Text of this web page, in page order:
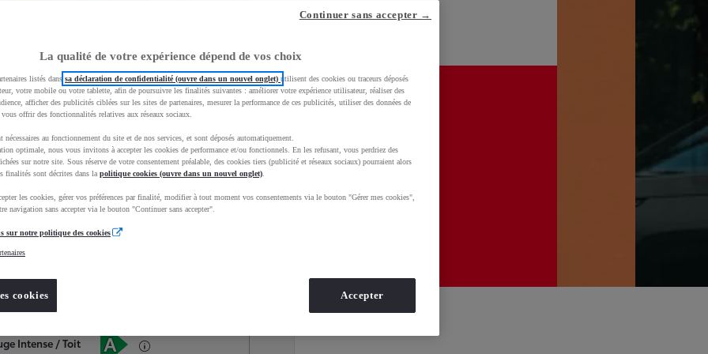
Services Concession
Occasions
Intense / Toit
La qualité de votre expérience dépend de vos choix
listés dans sa déclaration de confidentialité (ouvre dans un nouvel onglet) utilisent des cookies ou traceurs déposés
votre mobile ou votre tablette, afin de poursuivre les finalités suivantes : améliorer votre expérience utilisateur, réaliser des
afficher des publicités ciblées sur les sites de partenaires, mesurer la performance de ces publicités, utiliser des données de
offrir des fonctionnalités relatives aux réseaux sociaux.
nécessaires au fonctionnement du site et de nos services, et sont déposés automatiquement.
optimale, nous vous invitons à accepter les cookies de performance et/ou fonctionnels. En les refusant, vous perdriez des
sur notre site. Sous réserve de votre consentement préalable, des cookies tiers (publicité et réseaux sociaux) pourraient alors
finalités sont décrites dans la politique cookies (ouvre dans un nouvel onglet)
les cookies, gérer vos préférences par finalité, modifier à tout moment vos consentements via le bouton "Gérer mes cookies",
navigation sans accepter via le bouton "Continuer sans accepter".
sur notre politique des cookies
cookies
Continuer sans accepter →
Accepter